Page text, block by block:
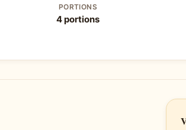
PORTIONS
4 portions